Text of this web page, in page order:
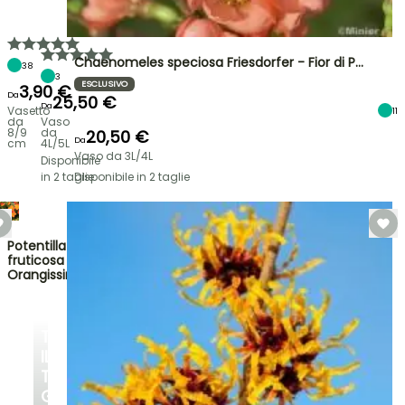
TRASFORMA
TUO
GIARDINO
38
Da3,90 €
Vasetto
da
8/9
cm
3
Da25,50 €
Vaso
da
4L/5L
Disponibile
in 2 taglie
Chaenomeles speciosa Friesdorfer - Fior di P…
ESCLUSIVO
11
Da20,50 €
Vaso da 3L/4L
Disponibile in 2 taglie
Potentilla
fruticosa
Orangissima